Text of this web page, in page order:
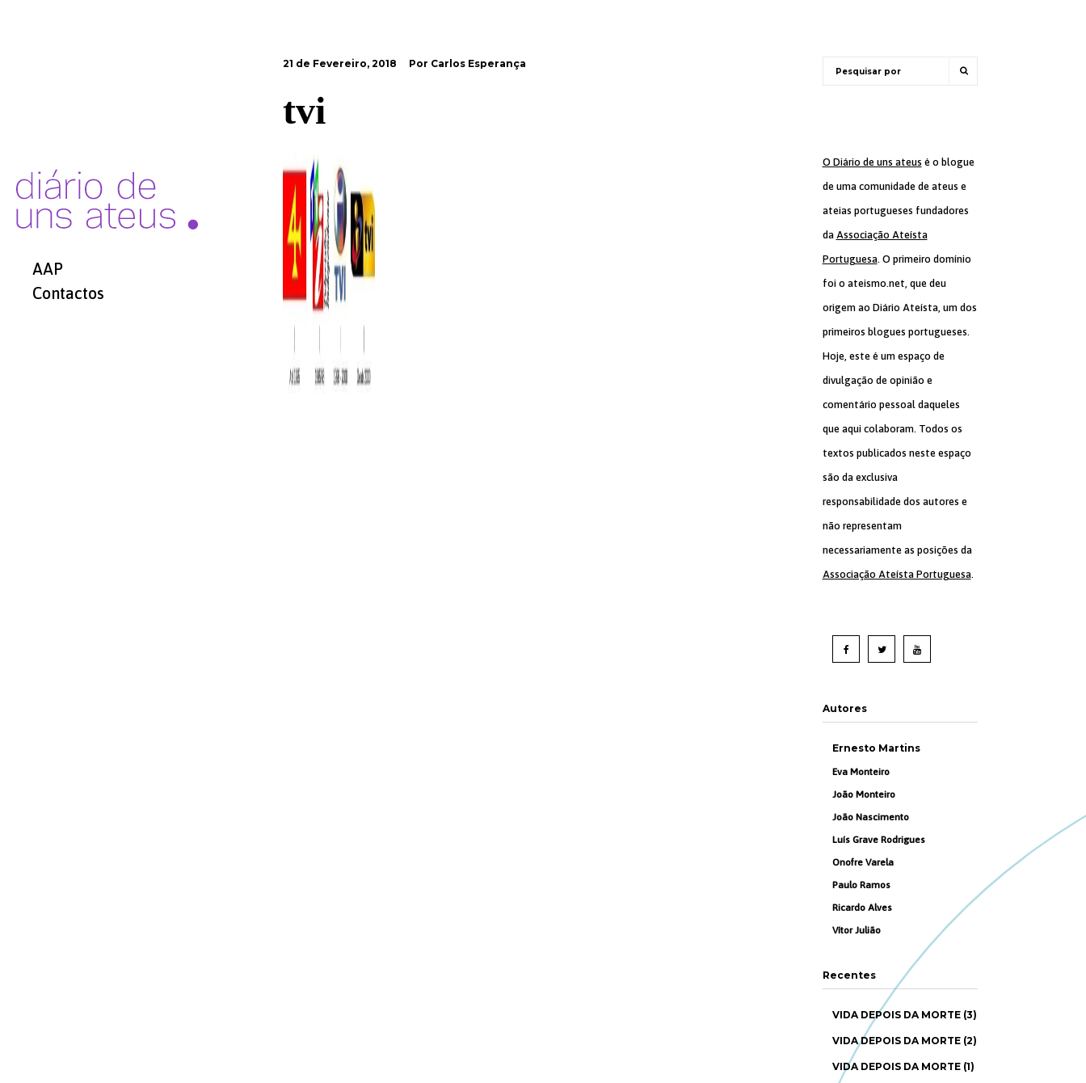
AAP
Contactos
21 de Fevereiro, 2018 Por Carlos Esperança
tvi
O Diário de uns ateus é o blogue
de uma comunidade de ateus e
ateias portugueses fundadores
da Associação Ateísta
Portuguesa. O primeiro domínio
foi o ateismo.net, que deu
origem ao Diário Ateísta, um dos
primeiros blogues portugueses.
Hoje, este é um espaço de
divulgação de opinião e
comentário pessoal daqueles
que aqui colaboram. Todos os
textos publicados neste espaço
são da exclusiva
responsabilidade dos autores e
não representam
necessariamente as posições da
Associação Ateísta Portuguesa.
Autores
Ernesto Martins
Eva Monteiro
João Monteiro
João Nascimento
Luís Grave Rodrigues
Onofre Varela
Paulo Ramos
Ricardo Alves
Vítor Julião
Recentes
VIDA DEPOIS DA MORTE (3)
VIDA DEPOIS DA MORTE (2)
VIDA DEPOIS DA MORTE (1)